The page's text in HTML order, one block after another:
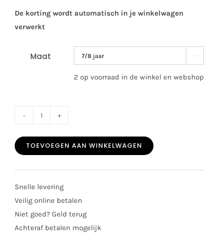
De korting wordt automatisch in je winkelwagen
verwerkt
Maat 
2 op voorraad in de winkel en webshop
Lyle
&
light
pink
aantal
TOEVOEGEN AAN WINKELWAGEN
Snelle levering
Veilig online betalen
Niet goed? Geld terug
Achteraf betalen mogelijk